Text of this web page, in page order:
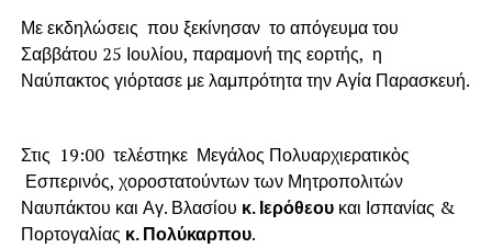
Με εκδηλώσεις που ξεκίνησαν το απόγευμα του
Σαββάτου 25 Ιουλίου, παραμονή της εορτής, η
Ναύπακτος γιόρτασε με λαμπρότητα την Αγία Παρασκευή.
Στις 19:00 τελέστηκε Μεγάλος Πολυαρχιερατικὸς
Εσπερινός, χοροστατούντων των Μητροπολιτών
Ναυπάκτου και Αγ. Βλασίου κ. Ιερόθεουκαι Ισπανίας &
Πορτογαλίας κ. Πολύκαρπου.